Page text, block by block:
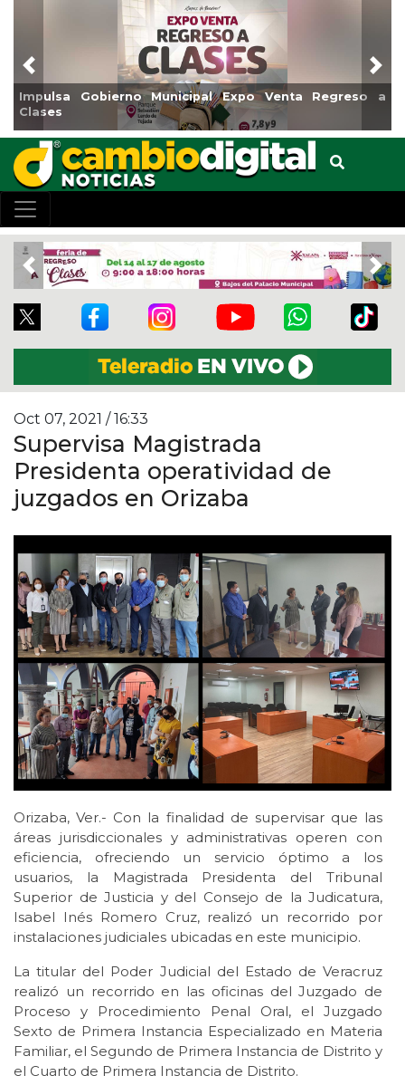
Expo Venta Regreso a
Reabrirá Coatzacoalcos
Centro
Previous
Previous
Oct 07, 2021 / 16:33
Supervisa Magistrada
Presidenta operatividad de
juzgados en Orizaba
Orizaba, Ver.- Con la finalidad de supervisar que las
áreas jurisdiccionales y administrativas operen con
eficiencia, ofreciendo un servicio óptimo a los
usuarios, la Magistrada Presidenta del Tribunal
Superior de Justicia y del Consejo de la Judicatura,
Isabel Inés Romero Cruz, realizó un recorrido por
instalaciones judiciales ubicadas en este municipio.
La titular del Poder Judicial del Estado de Veracruz
realizó un recorrido en las oficinas del Juzgado de
Proceso y Procedimiento Penal Oral, el Juzgado
Sexto de Primera Instancia Especializado en Materia
Familiar, el Segundo de Primera Instancia de Distrito y
el Cuarto de Primera Instancia de Distrito.